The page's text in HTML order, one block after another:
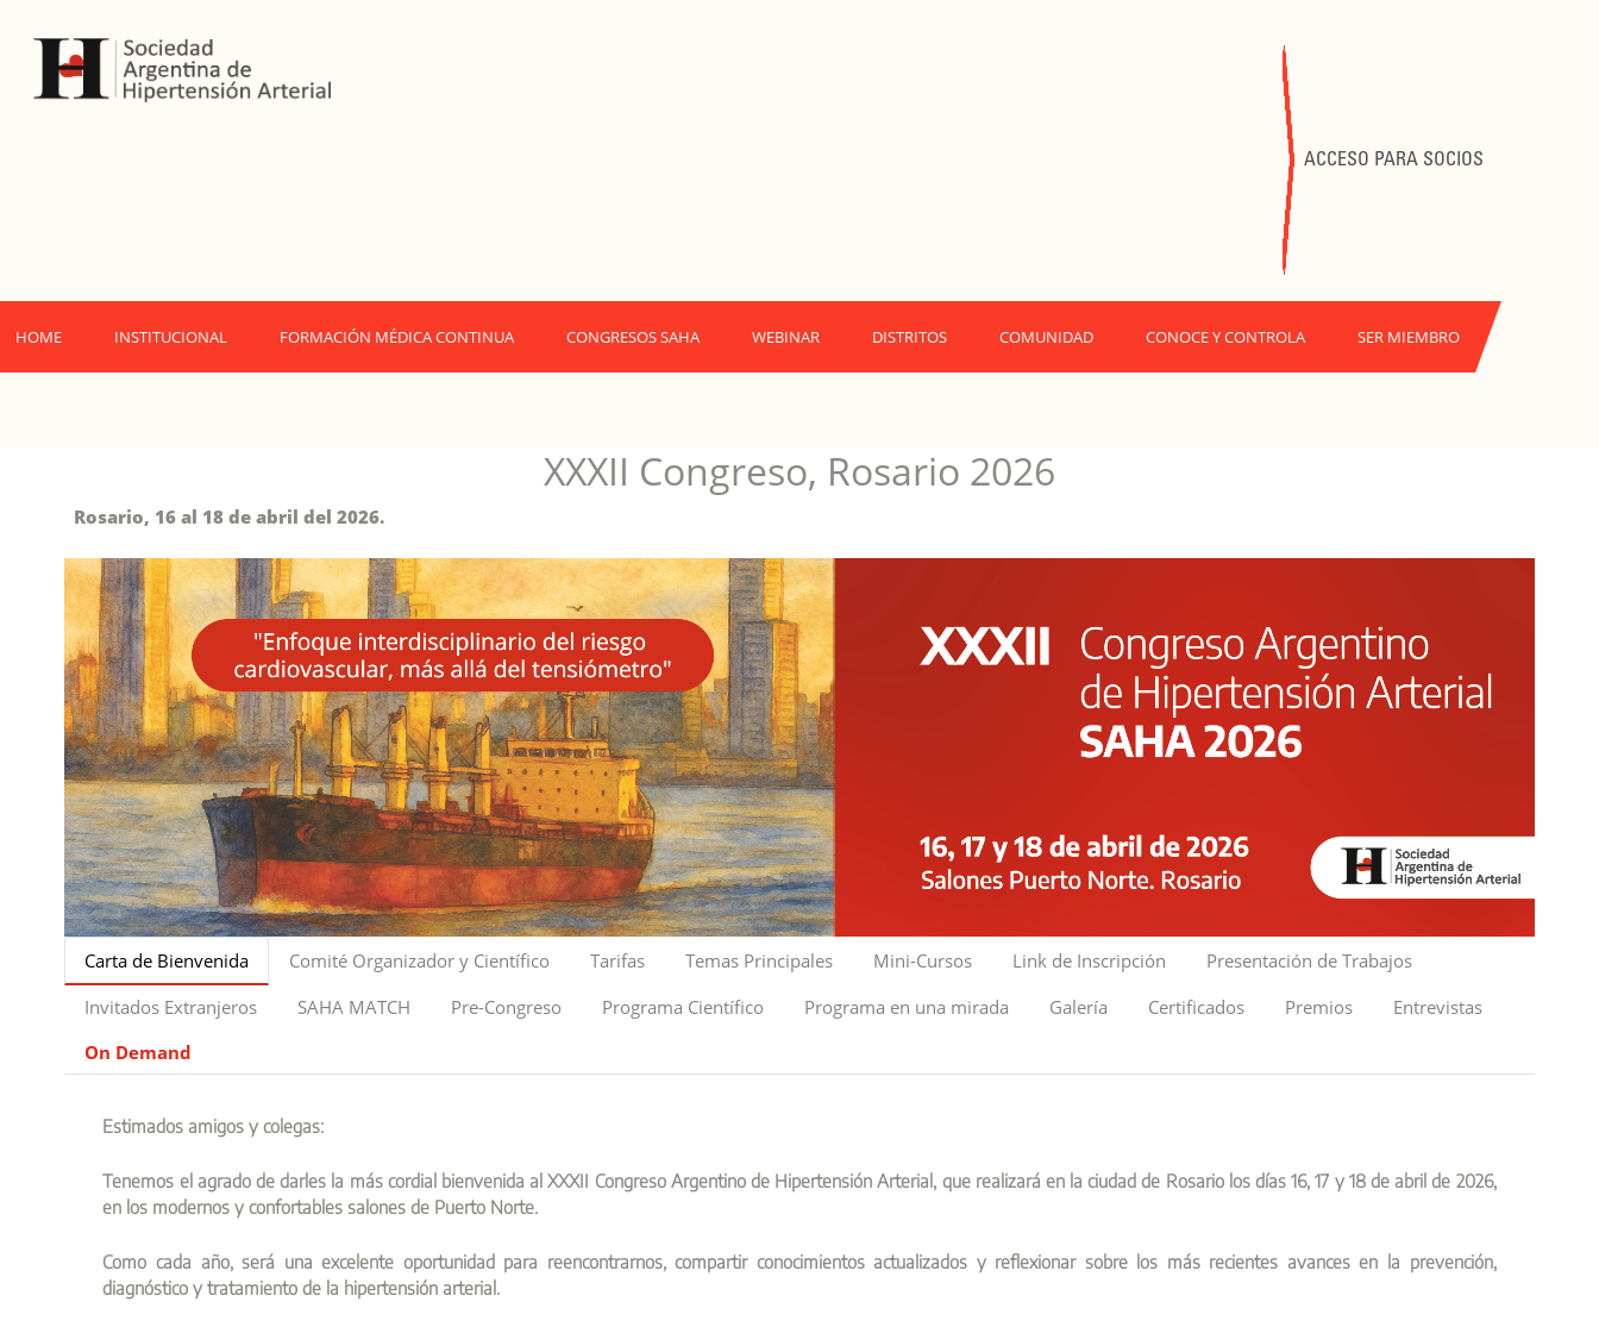
ACCESO PARA SOCIOS
HOME INSTITUCIONAL FORMACIÓN MÉDICA CONTINUA CONGRESOS SAHA WEBINAR DISTRITOS COMUNIDAD CONOCE Y CONTROLA SER MIEMBRO
XXXII Congreso, Rosario 2026
Rosario, 16 al 18 de abril del 2026.
Carta de Bienvenida Comité Organizador y Científico Tarifas Temas Principales Mini-Cursos Link de Inscripción
Presentación de Trabajos
Invitados Extranjeros
SAHA MATCH Pre-Congreso Programa Científico Programa en una mirada Galería Certificados Premios
Entrevistas
On Demand
Estimados amigos y colegas:
Tenemos el agrado de darles la más cordial bienvenida al XXXII Congreso Argentino de Hipertensión Arterial, que realizará en la ciudad de Rosario los días 16, 17 y 18 de abril de 2026,
en los modernos y confortables salones de Puerto Norte.
Como cada año, será una excelente oportunidad para reencontrarnos, compartir conocimientos actualizados y reflexionar sobre los más recientes avances en la prevención,
diagnóstico y tratamiento de la hipertensión arterial.